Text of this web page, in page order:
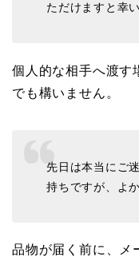
ただけますと幸い
個人的な相手へ渡す
でも構いません。
先日は本当にご
持ちですが、よ
品物が届く前に、メ